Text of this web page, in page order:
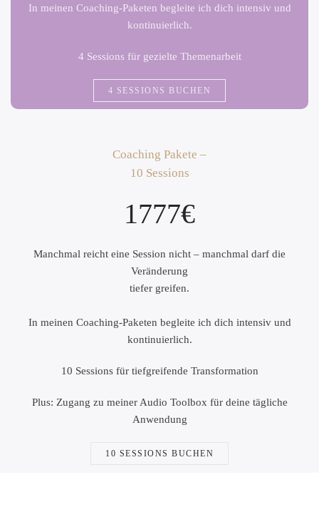
In meinen Coaching-Paketen begleite ich dich intensiv und
kontinuierlich.
4 Sessions für gezielte Themenarbeit
4 SESSIONS BUCHEN
Coaching Pakete –
10 Sessions
1777€
Manchmal reicht eine Session nicht – manchmal darf die
Veränderung
tiefer greifen.
In meinen Coaching-Paketen begleite ich dich intensiv und
kontinuierlich.
10 Sessions für tiefgreifende Transformation
Plus: Zugang zu meiner Audio Toolbox für deine tägliche
Anwendung
10 SESSIONS BUCHEN